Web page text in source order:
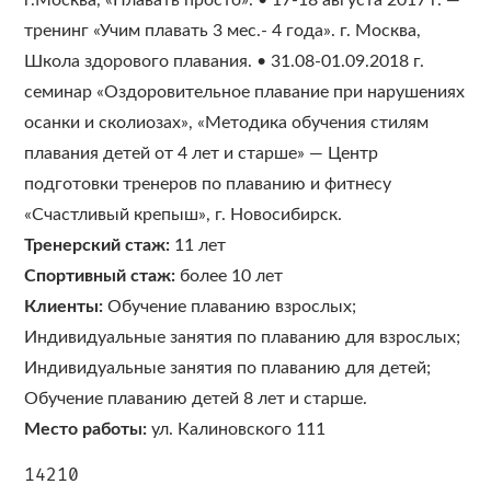
тренинг «Учим плавать 3 мес.- 4 года». г. Москва,
Школа здорового плавания. • 31.08-01.09.2018 г.
семинар «Оздоровительное плавание при нарушениях
осанки и сколиозах», «Методика обучения стилям
плавания детей от 4 лет и старше» — Центр
подготовки тренеров по плаванию и фитнесу
«Счастливый крепыш», г. Новосибирск.
Тренерский стаж: 11 лет
Спортивный стаж: более 10 лет
Клиенты: Обучение плаванию взрослых;
Индивидуальные занятия по плаванию для взрослых;
Индивидуальные занятия по плаванию для детей;
Обучение плаванию детей 8 лет и старше.
Место работы: ул. Калиновского 111
14210